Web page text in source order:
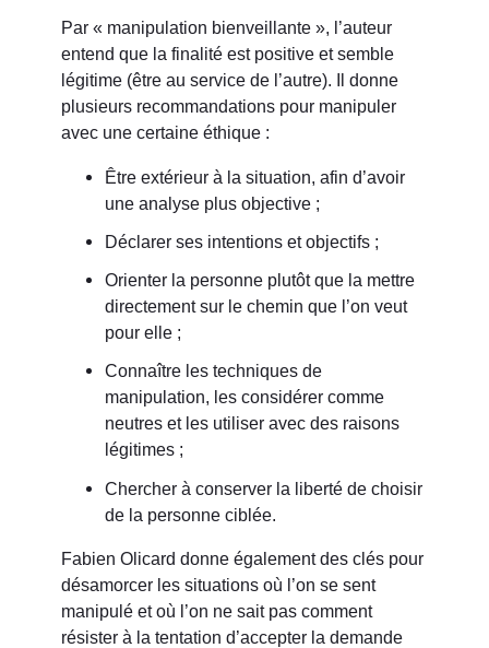
Par « manipulation bienveillante », l’auteur
entend que la finalité est positive et semble
légitime (être au service de l’autre). Il donne
plusieurs recommandations pour manipuler
avec une certaine éthique :
Être extérieur à la situation, afin d’avoir
une analyse plus objective ;
Déclarer ses intentions et objectifs ;
Orienter la personne plutôt que la mettre
directement sur le chemin que l’on veut
pour elle ;
Connaître les techniques de
manipulation, les considérer comme
neutres et les utiliser avec des raisons
légitimes ;
Chercher à conserver la liberté de choisir
de la personne ciblée.
Fabien Olicard donne également des clés pour
désamorcer les situations où l’on se sent
manipulé et où l’on ne sait pas comment
résister à la tentation d’accepter la demande